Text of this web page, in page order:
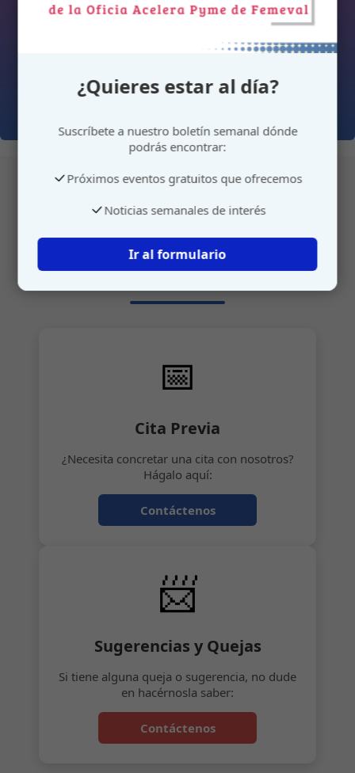
Gestione su cita o envíenos sus sugerencias de
manera rápida y sencilla.
📅
Cita Previa
¿Necesita concretar una cita con nosotros?
Hágalo aquí:
Contáctenos
📨
Sugerencias y Quejas
Si tiene alguna queja o sugerencia, no dude
en hacérnosla saber:
Contáctenos
¿Quieres estar al día?
Suscríbete a nuestro boletín semanal dónde
podrás encontrar:
Próximos eventos gratuitos que ofrecemos
Noticias semanales de interés
Ir al formulario